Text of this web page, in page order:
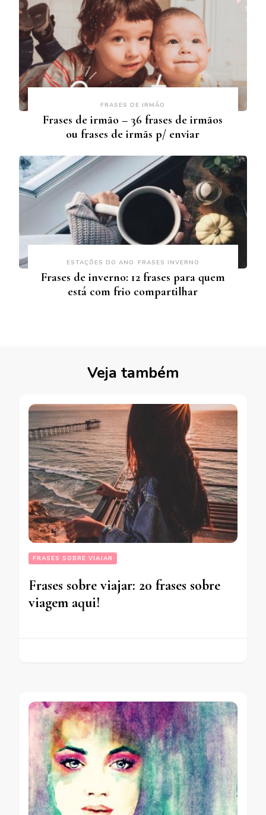
FRASES DE IRMÃO
Frases de irmão – 36 frases de irmãos
ou frases de irmãs p/ enviar
ESTAÇÕES DO ANO FRASES INVERNO
Frases de inverno: 12 frases para quem
está com frio compartilhar
Veja também
FRASES SOBRE VIAJAR
Frases sobre viajar: 20 frases sobre
viagem aqui!